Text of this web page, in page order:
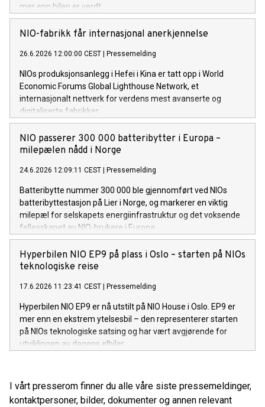
mer enn bilen er verdt.
NIO-fabrikk får internasjonal anerkjennelse
26.6.2026 12:00:00 CEST Pressemelding
NIOs produksjonsanlegg i Hefei i Kina er tatt opp i World
Economic Forums Global Lighthouse Network, et
internasjonalt nettverk for verdens mest avanserte og
digitaliserte fabrikker.
NIO passerer 300 000 batteribytter i Europa –
milepælen nådd i Norge
24.6.2026 12:09:11 CEST Pressemelding
Batteribytte nummer 300 000 ble gjennomført ved NIOs
batteribyttestasjon på Lier i Norge, og markerer en viktig
milepæl for selskapets energiinfrastruktur og det voksende
fellesskapet av NIO-brukere i Europa.
Hyperbilen NIO EP9 på plass i Oslo – starten på NIOs
teknologiske reise
17.6.2026 11:23:41 CEST Pressemelding
Hyperbilen NIO EP9 er nå utstilt på NIO House i Oslo. EP9 er
mer enn en ekstrem ytelsesbil – den representerer starten
på NIOs teknologiske satsing og har vært avgjørende for
utviklingen av dagens elbiler.
I vårt presserom finner du alle våre siste pressemeldinger,
kontaktpersoner, bilder, dokumenter og annen relevant